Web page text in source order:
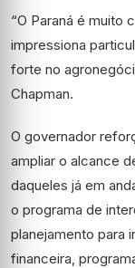
“O Paraná é muito
impressiona
forte no
Chapman.
O governador
ampliar o alcance
daqueles já em
o programa de
planejamento para
financeira,